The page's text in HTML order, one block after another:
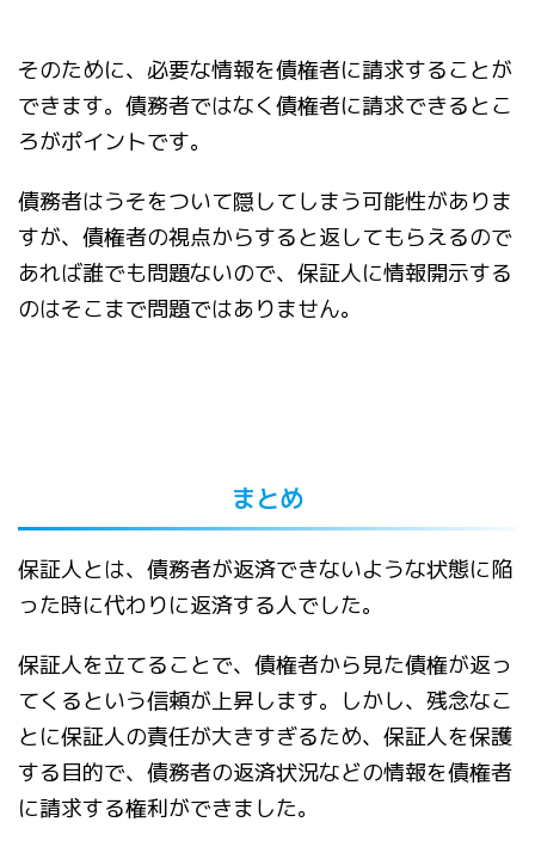
そのために、必要な情報を債権者に請求することが
できます。債務者ではなく債権者に請求できるとこ
ろがポイントです。
債務者はうそをついて隠してしまう可能性がありま
すが、債権者の視点からすると返してもらえるので
あれば誰でも問題ないので、保証人に情報開示する
のはそこまで問題ではありません。
まとめ
保証人とは、債務者が返済できないような状態に陥
った時に代わりに返済する人でした。
保証人を立てることで、債権者から見た債権が返っ
てくるという信頼が上昇します。しかし、残念なこ
とに保証人の責任が大きすぎるため、保証人を保護
する目的で、債務者の返済状況などの情報を債権者
に請求する権利ができました。